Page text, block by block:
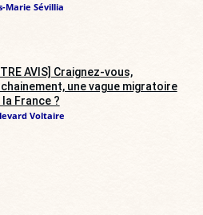
Marie Sévillia
AVIS] Craignez-vous,
une vague migratoire
France ?
Voltaire